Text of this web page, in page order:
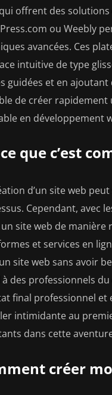
offrent des solutions
ou Weebly
avancées. Ces
intuitive de type
guidées et en
de créer
en développement
que c’est
d’un site web
Cependant, avec
site web de manière
et services en
site web sans avoir
des professionnels
final professionnel et
intimidante au
dans cette
créer